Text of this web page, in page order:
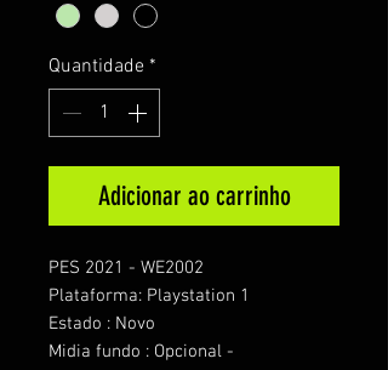
Quantidade *
Adicionar ao carrinho
PES 2021 - WE2002
Plataforma: Playstation 1
Estado : Novo
Midia fundo : Opcional -